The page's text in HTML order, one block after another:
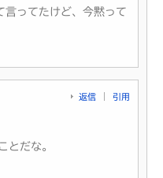
ってたけど、今黙って
返信 引用
とだな。